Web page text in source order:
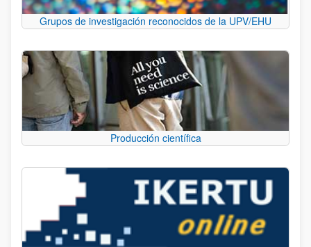
Grupos de investigación reconocidos de la UPV/EHU
Producción científica